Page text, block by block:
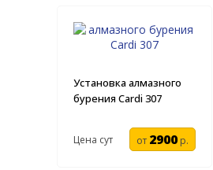
Установка алмазного
бурения Cardi 307
Цена сут от 2900р.